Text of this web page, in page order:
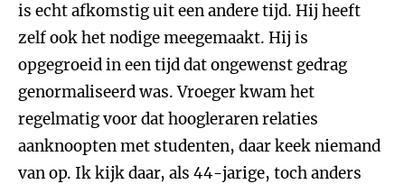
is echt afkomstig uit een andere tijd. Hij heeft
zelf ook het nodige meegemaakt. Hij is
opgegroeid in een tijd dat ongewenst gedrag
genormaliseerd was. Vroeger kwam het
regelmatig voor dat hoogleraren relaties
aanknoopten met studenten, daar keek niemand
van op. Ik kijk daar, als 44-jarige, toch anders